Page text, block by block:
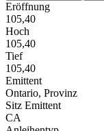
Eröffnung
105,40
Hoch
105,40
Tief
105,40
Emittent
Ontario, Provinz
Sitz Emittent
CA